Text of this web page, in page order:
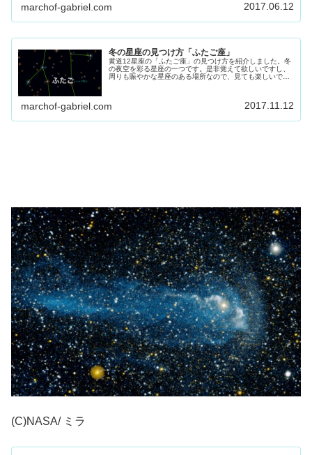
marchof-gabriel.com 2017.06.12
冬の星座の見つけ方「ふたご座」
黄道12星座の「ふたご座」の見つけ方を紹介しました。冬
の夜空を彩る星座の一つです。是非覚えて欲しいですし、
周りも賑やかな星座のある場所なので、見ても楽しいで
marchof-gabriel.com 2017.11.12
(C)NASA/ ミラ